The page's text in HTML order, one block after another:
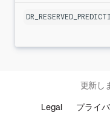
Legal プライ
更新し